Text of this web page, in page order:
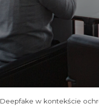
Deepfake w kontekście